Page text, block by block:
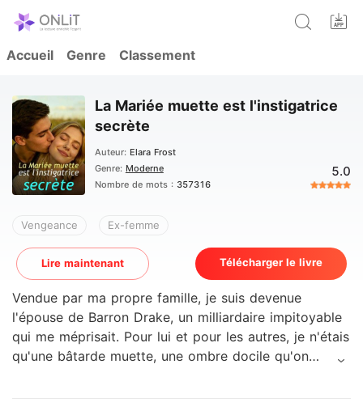
Accueil Genre Classement
La Mariée muette est l'instigatrice
secrète
Auteur: Elara Frost
Genre: Moderne
Nombre de mots : 357316
5.0
Vengeance Ex-femme
Lire maintenant Télécharger le livre
Vendue par ma propre famille, je suis devenue
l'épouse de Barron Drake, un milliardaire impitoyable
qui me méprisait. Pour lui et pour les autres, je n'étais
qu'une bâtarde muette, une ombre docile qu'on